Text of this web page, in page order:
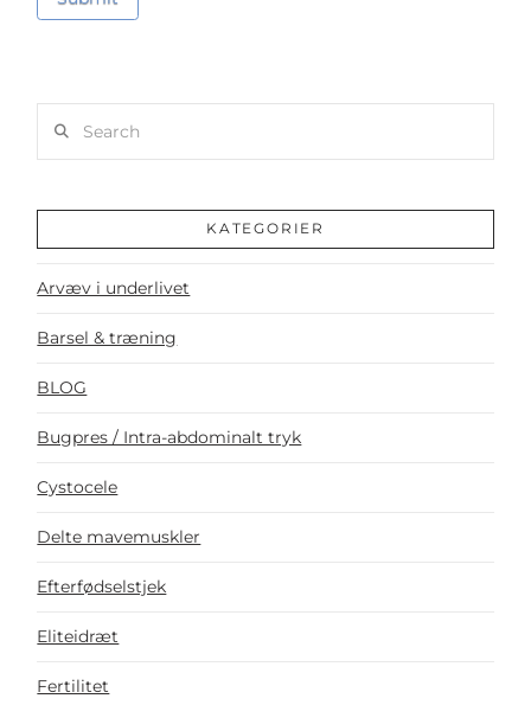
KATEGORIER
Arvæv i underlivet
Barsel & træning
BLOG
Bugpres / Intra-abdominalt tryk
Cystocele
Delte mavemuskler
Efterfødselstjek
Eliteidræt
Fertilitet